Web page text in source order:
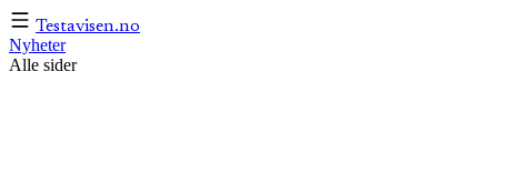
Testavisen.no
Nyheter
Alle sider